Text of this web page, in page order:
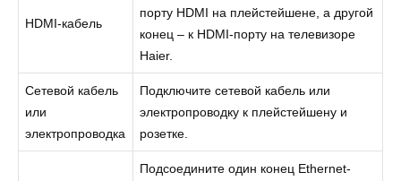
HDMI-кабель
порту HDMI на плейстейшене, а другой
конец – к HDMI-порту на телевизоре
Haier.
Сетевой кабель
или
электропроводка
Подключите сетевой кабель или
электропроводку к плейстейшену и
розетке.
Подсоедините один конец Ethernet-